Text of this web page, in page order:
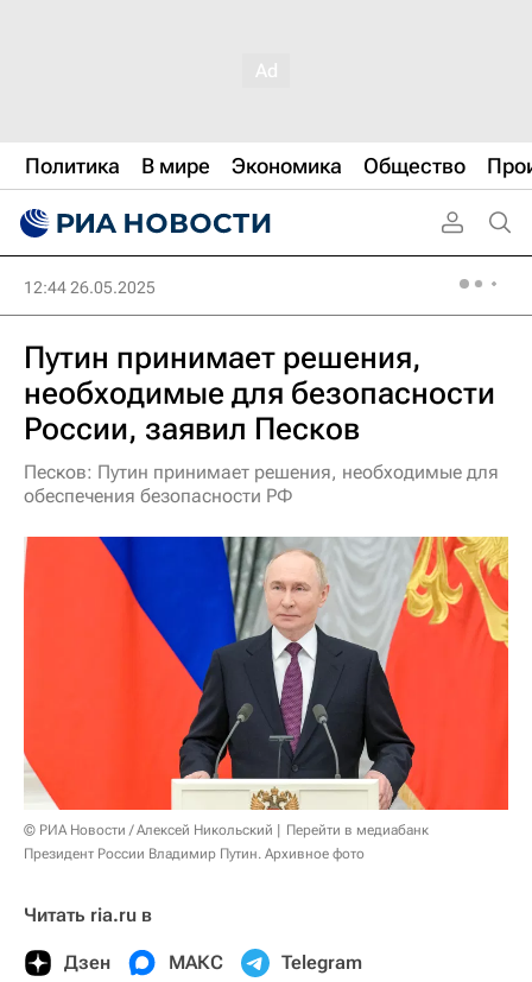
Политика В мире Экономика Общество
12:44 26.05.2025
Путин принимает решения,
необходимые для безопасности
России, заявил Песков
Песков: Путин принимает решения, необходимые для
обеспечения безопасности РФ
© РИА Новости / Алексей Никольский
Перейти в медиабанк
Президент России Владимир Путин. Архивное фото
Читать ria.ru в
Дзен МАКС Telegram